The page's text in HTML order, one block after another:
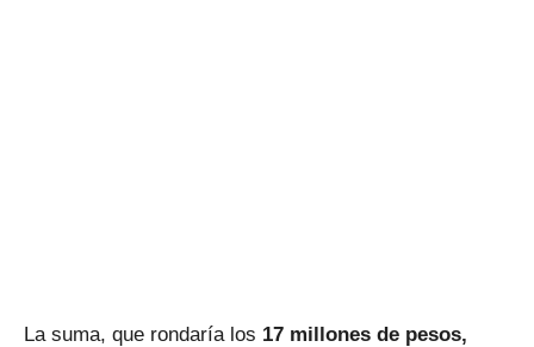
La suma, que rondaría los 17 millones de pesos,